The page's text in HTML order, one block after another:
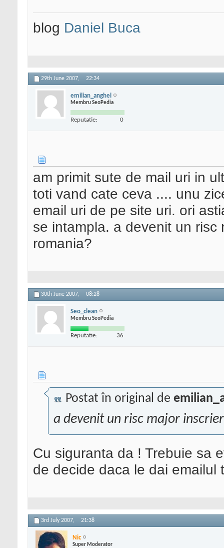
blog Daniel Buca
29th June 2007, 22:34
emilian_anghel
Membru SeoPedia
Reputatie: 0
am primit sute de mail uri in
toti vand cate ceva .... unu
email uri de pe site uri. ori
se intampla. a devenit un
romania?
30th June 2007, 08:28
Seo_clean
Membru SeoPedia
Reputatie: 36
Postat în original de
a devenit un risc major
Cu siguranta da ! Trebuie sa
de decide daca le dai
3rd July 2007, 21:38
Nic
Super Moderator